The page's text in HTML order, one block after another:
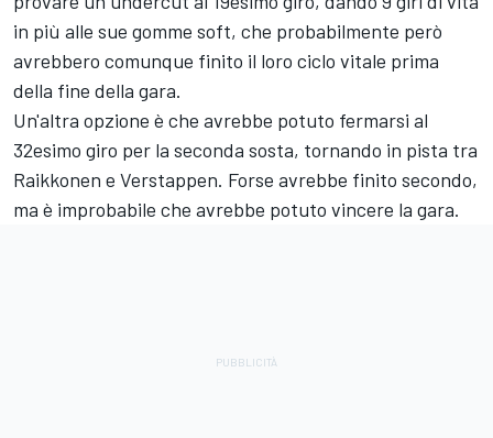
in più alle sue gomme soft, che probabilmente però
avrebbero comunque finito il loro ciclo vitale prima
della fine della gara.
Un'altra opzione è che avrebbe potuto fermarsi al
32esimo giro per la seconda sosta, tornando in pista tra
Raikkonen e Verstappen. Forse avrebbe finito secondo,
ma è improbabile che avrebbe potuto vincere la gara.